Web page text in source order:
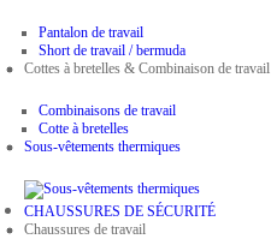
Pantalon de travail
Short de travail / bermuda
Cottes à bretelles & Combinaison de travail
Combinaisons de travail
Cotte à bretelles
Sous-vêtements thermiques
CHAUSSURES DE SÉCURITÉ
Chaussures de travail